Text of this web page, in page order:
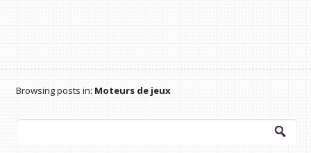
Browsing posts in: Moteurs de jeux
Rechercher :